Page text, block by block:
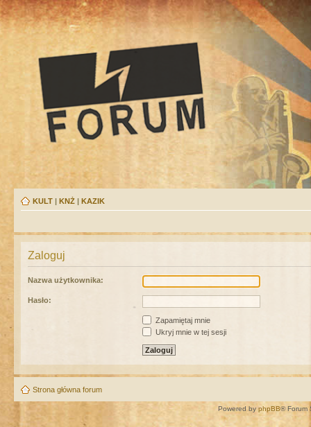
KULT | KNŻ | KAZIK
Zaloguj
Nazwa użytkownika:
Hasło:
Zapamiętaj mnie
Ukryj mnie w tej sesji
Strona główna forum
Powered by phpBB® Forum